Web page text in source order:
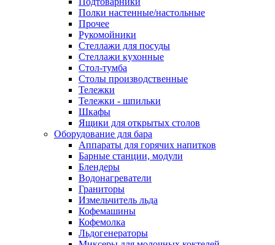
Полки настенные/настольные
Прочее
Рукомойники
Стеллажи для посуды
Стеллажи кухонные
Стол-тумба
Столы производственные
Тележки
Тележки - шпильки
Шкафы
Ящики для открытых столов
Оборудование для бара
Аппараты для горячих напитков
Барные станции, модули
Блендеры
Водонагреватели
Граниторы
Измельчитель льда
Кофемашины
Кофемолка
Льдогенераторы